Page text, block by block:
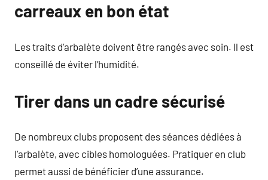
carreaux en bon état
Les traits d’arbalète doivent être rangés avec soin. Il est
conseillé de éviter l’humidité.
Tirer dans un cadre sécurisé
De nombreux clubs proposent des séances dédiées à
l’arbalète, avec cibles homologuées. Pratiquer en club
permet aussi de bénéficier d’une assurance.